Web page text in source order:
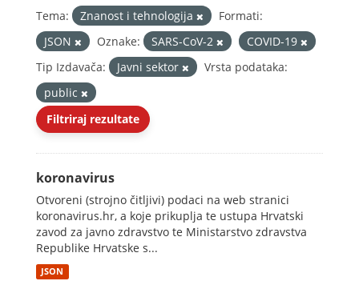
Tema: Znanost i tehnologija
Formati:
JSON
Oznake: SARS-CoV-2
COVID-19
Tip Izdavača:
Javni sektor
Vrsta podataka:
public
Filtriraj rezultate
koronavirus
Otvoreni (strojno čitljivi) podaci na web stranici
koronavirus.hr, a koje prikuplja te ustupa Hrvatski
zavod za javno zdravstvo te Ministarstvo zdravstva
Republike Hrvatske s...
JSON